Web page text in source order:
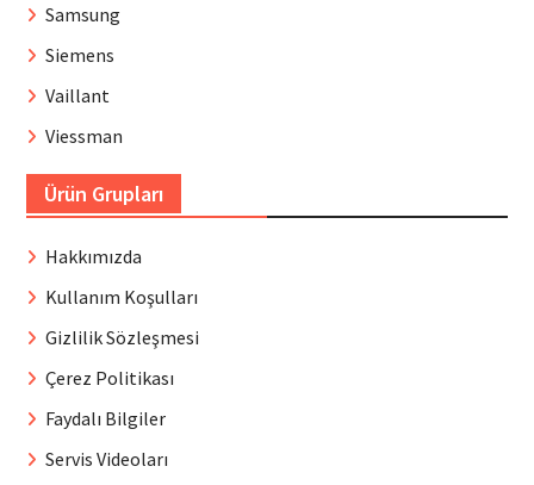
Samsung
Siemens
Vaillant
Viessman
Ürün Grupları
Hakkımızda
Kullanım Koşulları
Gizlilik Sözleşmesi
Çerez Politikası
Faydalı Bilgiler
Servis Videoları